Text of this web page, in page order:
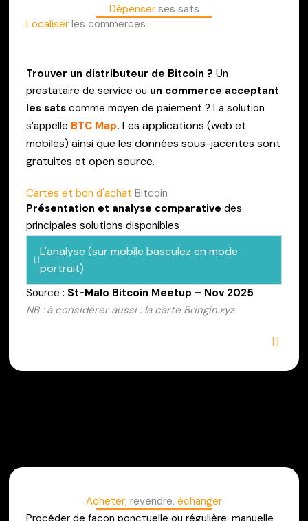
Dépenser ses sats
Localiser les commerces
Trouver un distributeur de Bitcoin ? Un
prestataire de service ou un commerce acceptant
les sats comme moyen de paiement ? La solution
s’appelle BTC Map. Les applications (web et
mobiles) ainsi que les données sous-jacentes sont
gratuites et open source.
Cartes et bon d'achat Bitcoin
Présentation et analyse comparative des
principales solutions disponibles
L'analyse (sur mobile basculez en mode
portrait)
Source : St-Malo Bitcoin Meetup – Nov 2025
NB : à considérer aussi : la carte Bringin.xyz
Acheter, revendre, échanger
Procéder de façon ponctuelle ou régulière, manuelle